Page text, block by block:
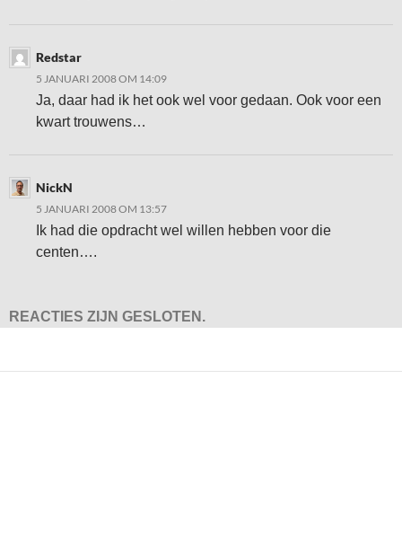
Redstar
5 JANUARI 2008 OM 14:09
Ja, daar had ik het ook wel voor gedaan. Ook voor een
kwart trouwens…
NickN
5 JANUARI 2008 OM 13:57
Ik had die opdracht wel willen hebben voor die
centen….
REACTIES ZIJN GESLOTEN.